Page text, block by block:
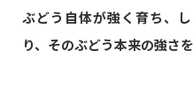
ぶどう自体が強く育ち、
り、そのぶどう本来の強さ